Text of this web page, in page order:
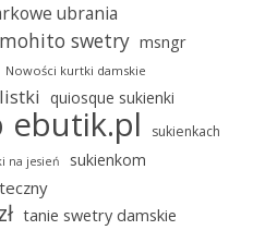
ubrania
mohito swetry msngr
Nowości kurtki damskie
quiosque sukienki
ebutik.pl sukienkach
na jesień sukienkom
tanie swetry damskie